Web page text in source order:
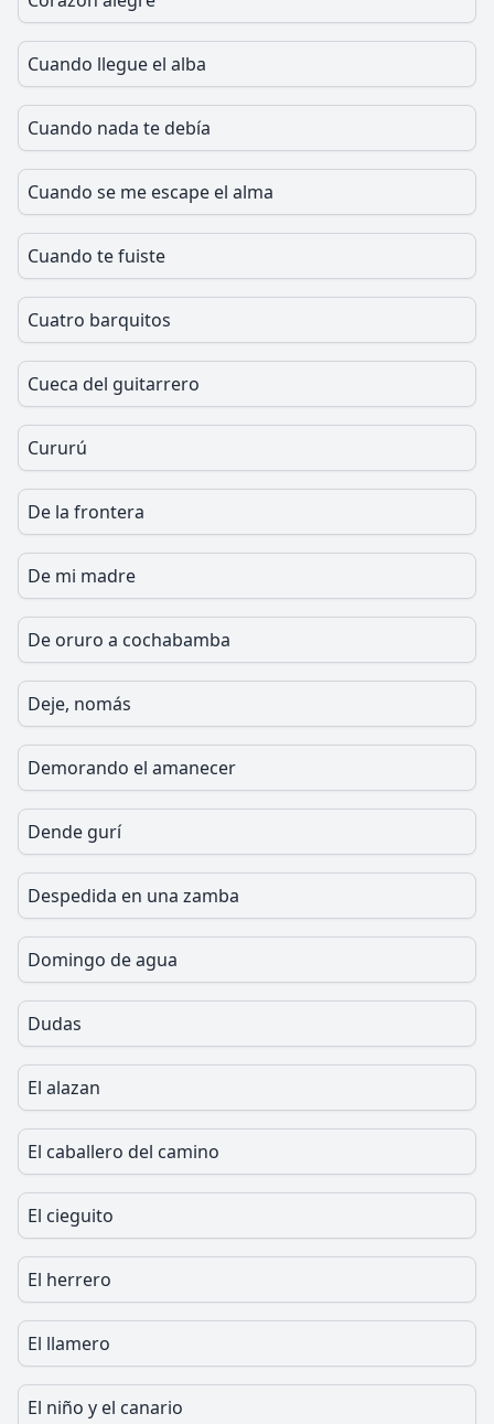
Cuando llegue el alba
Cuando nada te debía
Cuando se me escape el alma
Cuando te fuiste
Cuatro barquitos
Cueca del guitarrero
Cururú
De la frontera
De mi madre
De oruro a cochabamba
Deje, nomás
Demorando el amanecer
Dende gurí
Despedida en una zamba
Domingo de agua
Dudas
El alazan
El caballero del camino
El cieguito
El herrero
El llamero
El niño y el canario